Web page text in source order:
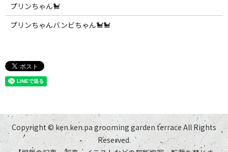
プリンちゃん🐩
プリンちゃんバンビちゃん🐩🐩
Copyright © ken.ken.pa grooming garden terrace All Rights
Reserved.